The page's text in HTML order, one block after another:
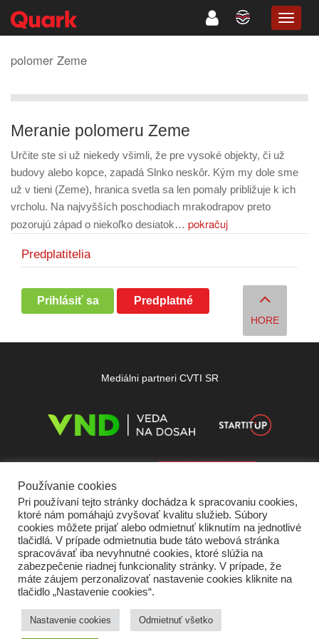
polomer Zeme
Meranie polomeru Zeme
Určite ste si už niekedy všimli, že pre vysoké objekty, či už
budovy alebo kopce, zapadá Slnko neskôr. Kým my dole sme
už v tieni (Zeme), hranica svetla sa len pomaly približuje k ich
vrcholu. Na najvyšších poschodiach mrakodrapov preto
pozorujú západ o niekoľko desiatok… pokračuj
Predplatitelia
Prihlásiť sa Predplatné
HORE
Mediálni partneri CVTI SR
Domov O nás Kontakt Vydavateľ
Podmienky používania
Ochrana súkromia Štatút súťaží
Partneri
RSS Sitemap
Používanie cookies
Pri používaní tejto stránky dochádza k spracovaniu cookies,
ktoré nám pomáhajú zvyšovať kvalitu služieb. Súbory
cookies môžete prijať alebo odmietnuť kliknutím na jednotlivé
tlačidlá. V prípade odmietnutia bude táto webová stránka
spracovávať iba nevyhnutné cookies, ktoré slúžia na
zabezpečenie riadnej funkcionality stránky. V prípade, že
máte záujem perzonalizovať nastavenie cookies kliknite na
tlačidlo „Nastavenie cookies“.
Nastavenie cookies Odmietnuť všetko